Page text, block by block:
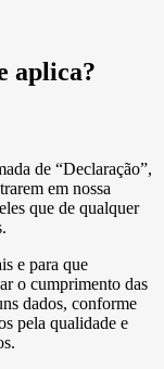
aplica?
de “Declaração”,
em nossa
que de qualquer
e para que
o cumprimento das
dados, conforme
pela qualidade e